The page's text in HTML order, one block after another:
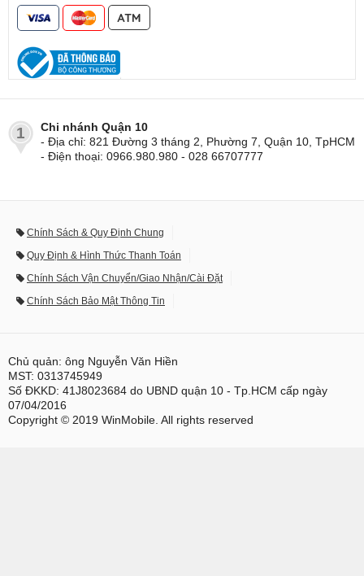
1
Chi nhánh Quận 10
- Địa chỉ: 821 Đường 3 tháng 2, Phường 7, Quận 10, TpHCM
- Điện thoại: 0966.980.980 - 028 66707777
Chính Sách & Quy Định Chung
Quy Định & Hình Thức Thanh Toán
Chính Sách Vận Chuyển/Giao Nhận/Cài Đặt
Chính Sách Bảo Mật Thông Tin
Chủ quản: ông Nguyễn Văn Hiền
MST: 0313745949
Số ĐKKD: 41J8023684 do UBND quận 10 - Tp.HCM cấp ngày
07/04/2016
Copyright © 2019 WinMobile. All rights reserved